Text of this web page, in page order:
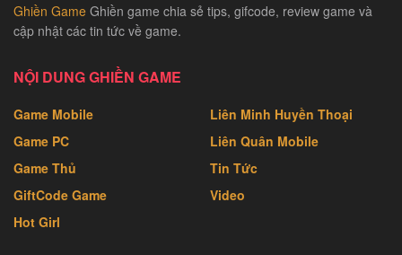
Ghiền Game Ghiền game chia sẻ tips, gifcode, review game và
cập nhật các tin tức về game.
NỘI DUNG GHIỀN GAME
Game Mobile
Game PC
Game Thủ
GiftCode Game
Hot Girl
Liên Minh Huyền Thoại
Liên Quân Mobile
Tin Tức
Video